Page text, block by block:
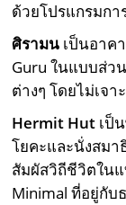
ด้วยโปรแกรมก
ศิรามน เป็นอาค
Guru ในแบบส่ว
ต่างๆ โดยไม่เจา
Hermit Hut เป็
โยคะและนั่งสมา
สัมผัสวิถีชีวิตใน
Minimal ที่อยู่กับ